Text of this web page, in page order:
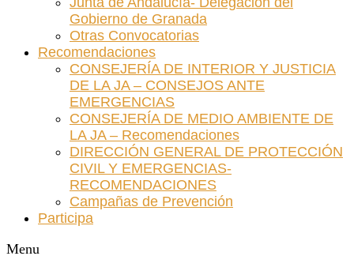
Gobierno de Granada
Otras Convocatorias
Recomendaciones
CONSEJERÍA DE INTERIOR Y JUSTICIA
DE LA JA – CONSEJOS ANTE
EMERGENCIAS
CONSEJERÍA DE MEDIO AMBIENTE DE
LA JA – Recomendaciones
DIRECCIÓN GENERAL DE PROTECCIÓN
CIVIL Y EMERGENCIAS-
RECOMENDACIONES
Campañas de Prevención
Participa
Menu